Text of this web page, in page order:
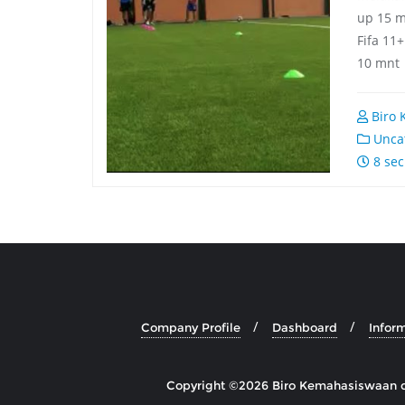
up 15
Fifa
10 mnt
Biro
8
Company Profile Dashboard
Copyright ©2026 Biro Kemahasiswaan